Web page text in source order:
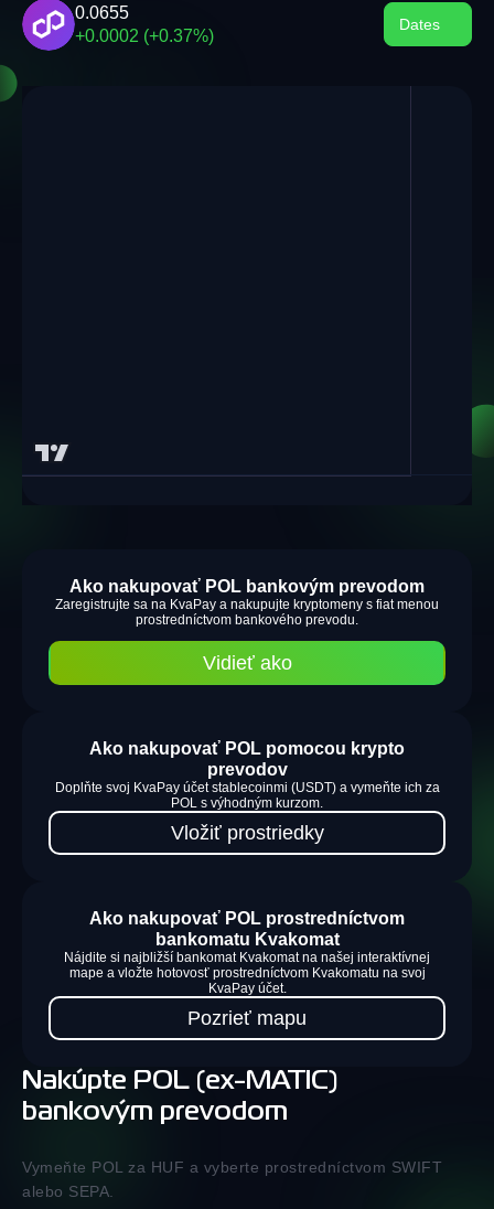
0.0655
+0.0002 (+0.37%)
Dates
Nakúpte POL (ex-MATIC)
bankovým prevodom
Vymeňte POL za HUF a vyberte prostredníctvom SWIFT
alebo SEPA.
Ako nakupovať POL bankovým prevodom
Zaregistrujte sa na KvaPay a nakupujte kryptomeny s fiat menou
prostredníctvom bankového prevodu.
Vidieť ako
Ako nakupovať POL pomocou krypto
prevodov
Doplňte svoj KvaPay účet stablecoinmi (USDT) a vymeňte ich za
POL s výhodným kurzom.
Vložiť prostriedky
Ako nakupovať POL prostredníctvom
bankomatu Kvakomat
Nájdite si najbližší bankomat Kvakomat na našej interaktívnej
mape a vložte hotovosť prostredníctvom Kvakomatu na svoj
KvaPay účet.
Pozrieť mapu